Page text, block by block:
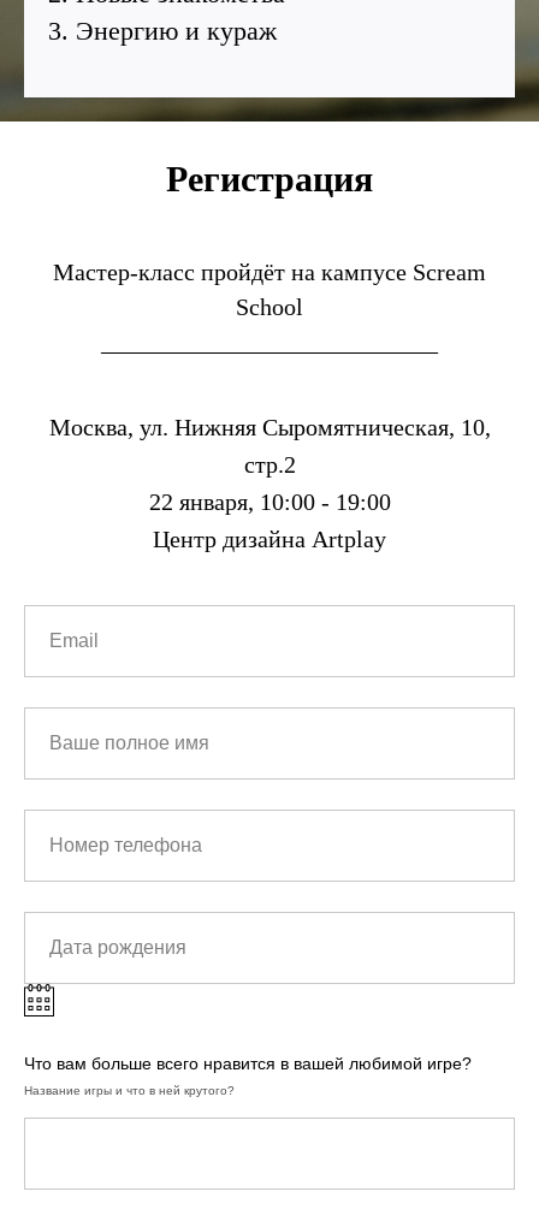
3. Энергию и кураж
Регистрация
Мастер-класс пройдёт на кампусе Scream
School
Москва, ул. Нижняя Сыромятническая, 10,
стр.2
22 января, 10:00 - 19:00
Центр дизайна Artplay
Что вам больше всего нравится в вашей любимой игре?
Название игры и что в ней крутого?